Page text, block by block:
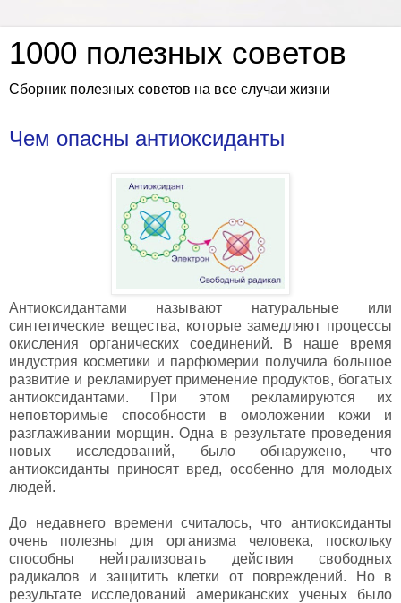
1000 полезных советов
Сборник полезных советов на все случаи жизни
Чем опасны антиоксиданты
Антиоксидантами называют натуральные или
синтетические вещества, которые замедляют процессы
окисления органических соединений. В наше время
индустрия косметики и парфюмерии получила большое
развитие и рекламирует применение продуктов, богатых
антиоксидантами. При этом рекламируются их
неповторимые способности в омоложении кожи и
разглаживании морщин. Одна в результате проведения
новых исследований, было обнаружено, что
антиоксиданты приносят вред, особенно для молодых
людей.
До недавнего времени считалось, что антиоксиданты
очень полезны для организма человека, поскольку
способны нейтрализовать действия свободных
радикалов и защитить клетки от повреждений. Но в
результате исследований американских ученых было